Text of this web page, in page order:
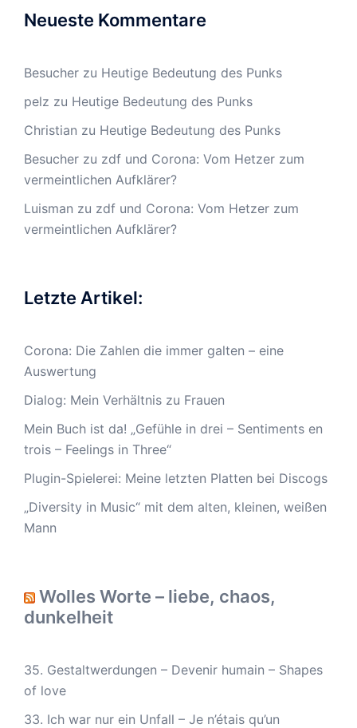
Neueste Kommentare
Besucher zu Heutige Bedeutung des Punks
pelz zu Heutige Bedeutung des Punks
Christian zu Heutige Bedeutung des Punks
Besucher zu zdf und Corona: Vom Hetzer zum
vermeintlichen Aufklärer?
Luisman zu zdf und Corona: Vom Hetzer zum
vermeintlichen Aufklärer?
Letzte Artikel:
Corona: Die Zahlen die immer galten – eine
Auswertung
Dialog: Mein Verhältnis zu Frauen
Mein Buch ist da! „Gefühle in drei – Sentiments en
trois – Feelings in Three“
Plugin-Spielerei: Meine letzten Platten bei Discogs
„Diversity in Music“ mit dem alten, kleinen, weißen
Mann
Wolles Worte – liebe, chaos,
dunkelheit
35. Gestaltwerdungen – Devenir humain – Shapes
of love
33. Ich war nur ein Unfall – Je n’étais qu’un